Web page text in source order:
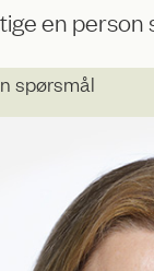
en person
spørsmål